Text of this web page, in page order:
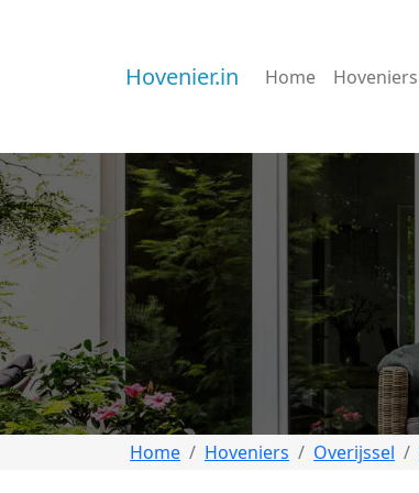
Hovenier.in Home Hoveniers
Home Hoveniers Overijssel